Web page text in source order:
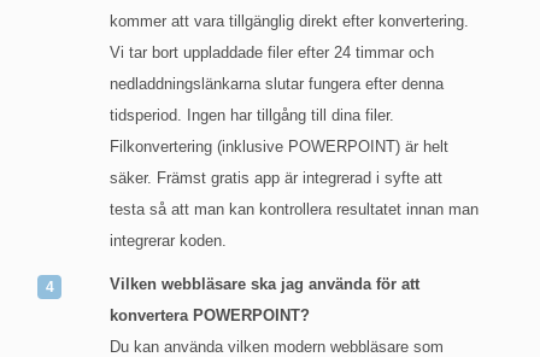
kommer att vara tillgänglig direkt efter konvertering.
Vi tar bort uppladdade filer efter 24 timmar och
nedladdningslänkarna slutar fungera efter denna
tidsperiod. Ingen har tillgång till dina filer.
Filkonvertering (inklusive POWERPOINT) är helt
säker. Främst gratis app är integrerad i syfte att
testa så att man kan kontrollera resultatet innan man
integrerar koden.
Vilken webbläsare ska jag använda för att
konvertera POWERPOINT?
Du kan använda vilken modern webbläsare som